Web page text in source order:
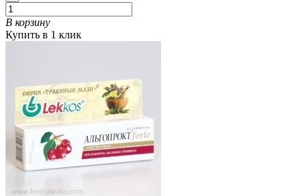
В корзину
Купить в 1 клик